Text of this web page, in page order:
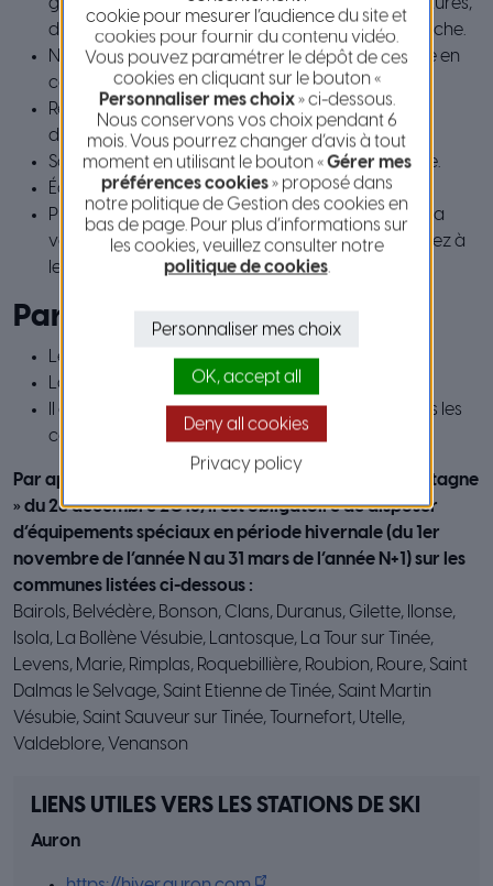
de l’antigel, un produit antigivre, une lampe de poche.
Ne dépassez pas une saleuse ou un chasse-neige en
cours de traitement.
Respectez scrupuleusement la signalisation et les
distances de sécurité.
Soyez vigilant, une route sèche peut être glissante.
Équipez votre véhicule de 4 pneus contact.
Prévoyez une paire de chaînes dans le coffre de la
voiture, éventuellement un tapis de sol, et apprenez à
les monter.
Par temps de neige
Le déneigement n’est pas assuré la nuit.
La circulation peut être difficile.
Il est très fortement déconseillé de s’engager dans les
cols ou sur les routes de montagne.
Par application de l’article 27 de la loi dite « Loi Montagne
» du 28 décembre 2016, il est obligatoire de disposer
d’équipements spéciaux en période hivernale (du 1er
novembre de l’année N au 31 mars de l’année N+1) sur les
communes listées ci-dessous :
Bairols, Belvédère, Bonson, Clans, Duranus, Gilette, Ilonse,
Isola, La Bollène Vésubie, Lantosque, La Tour sur Tinée,
Levens, Marie, Rimplas, Roquebillière, Roubion, Roure, Saint
Dalmas le Selvage, Saint Etienne de Tinée, Saint Martin
Vésubie, Saint Sauveur sur Tinée, Tournefort, Utelle,
Valdeblore, Venanson
LIENS UTILES VERS LES STATIONS DE SKI
Auron
cookie pour mesurer l’audience du site et
cookies pour fournir du contenu vidéo.
Vous pouvez paramétrer le dépôt de ces
cookies en cliquant sur le bouton «
Personnaliser mes choix» ci-dessous.
Nous conservons vos choix pendant 6
mois. Vous pourrez changer d’avis à tout
moment en utilisant le bouton «Gérer mes
préférences cookies» proposé dans
notre politique de Gestion des cookies en
bas de page. Pour plus d’informations sur
les cookies, veuillez consulter notre
politique de cookies.
Personnaliser mes choix
OK, accept all
Deny all cookies
Privacy policy